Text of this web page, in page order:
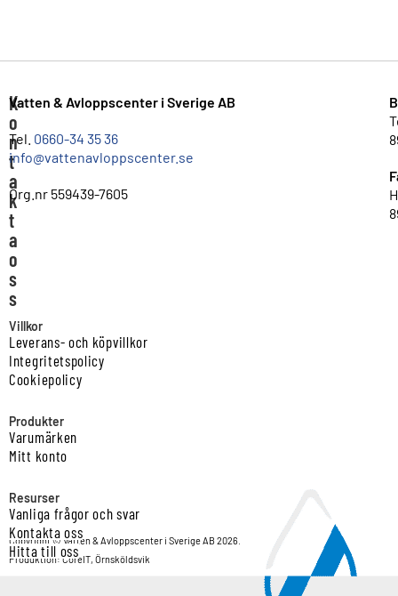
K
o
n
t
a
k
t
a
o
s
s
Vatten & Avloppscenter i Sverige AB
Tel. 0660-34 35 36
info@vattenavloppscenter.se
Org.nr 559439-7605
Villkor
Leverans- och köpvillkor
Integritetspolicy
Cookiepolicy
Produkter
Varumärken
Mitt konto
Resurser
Vanliga frågor och svar
Kontakta oss
Hitta till oss
Copyright © Vatten & Avloppscenter i Sverige AB 2026.
Produktion: CoreIT, Örnsköldsvik